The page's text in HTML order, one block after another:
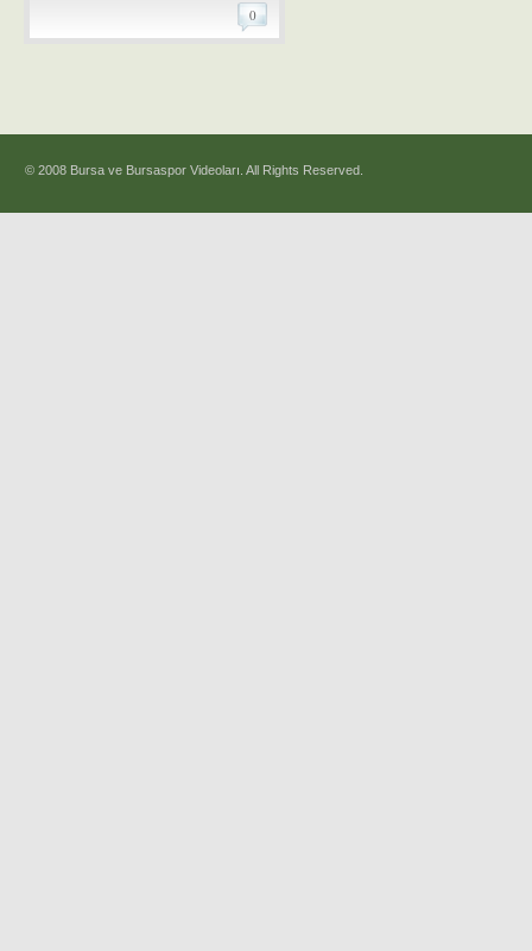
0
© 2008 Bursa ve Bursaspor Videoları. All Rights Reserved.